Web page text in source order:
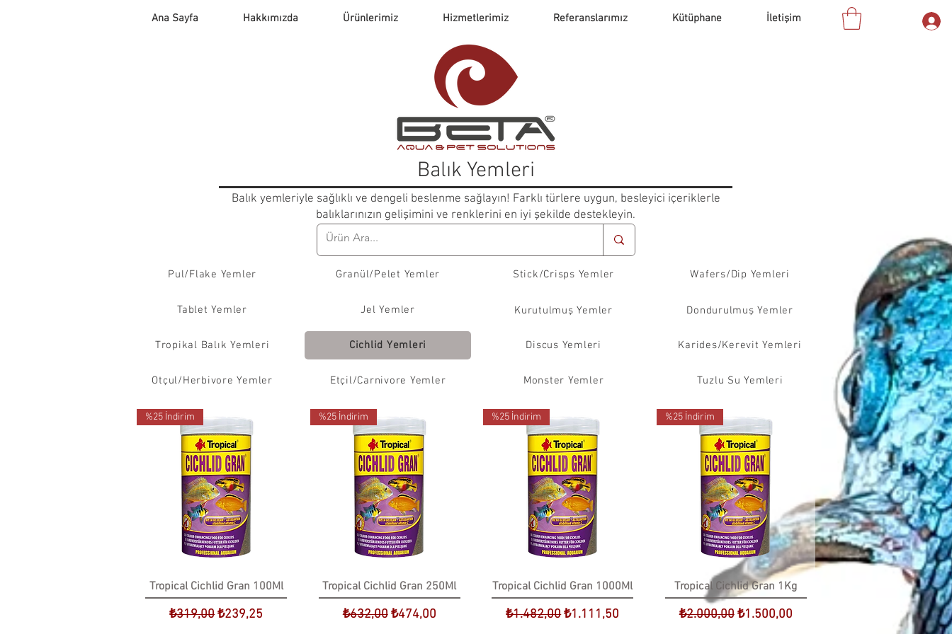
Ana Sayfa Hakkımızda Ürünlerimiz Hizmetlerimiz Referanslarımız Kütüphane İletişim
Balık Yemleri
Balık yemleriyle sağlıklı ve dengeli beslenme sağlayın! Farklı türlere uygun, besleyici içeriklerle
balıklarınızın gelişimini ve renklerini en iyi şekilde destekleyin.
Pul/Flake Yemler
Tablet Yemler
Tropikal Balık Yemleri
Otçul/Herbivore Yemler
Granül/Pelet Yemler
Jel Yemler
Cichlid Yemleri
Etçil/Carnivore Yemler
Stick/Crisps Yemler
Kurutulmuş Yemler
Discus Yemleri
Monster Yemler
Wafers/Dip Yemleri
Dondurulmuş Yemler
Karides/Kerevit Yemleri
Tuzlu Su Yemleri
%25 İndirim
Tropical Cichlid Gran 100Ml
Normal Fiyat
₺319,00İndirimli Fiyat
₺239,25
%25 İndirim
Tropical Cichlid Gran 250Ml
Normal Fiyat
₺632,00 İndirimli Fiyat
₺474,00
%25 İndirim
Tropical Cichlid Gran 1000Ml
Normal Fiyat
₺1.482,00İndirimli Fiyat
₺1.111,50
%25 İndirim
Tropical Cichlid Gran 1Kg
Normal Fiyat
₺2.000,00 İndirimli Fiyat
₺1.500,00